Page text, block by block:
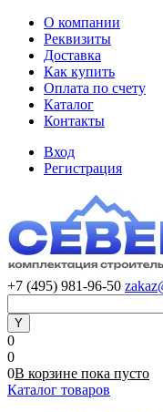
О компании
Реквизиты
Доставка
Как купить
Оплата по счету
Каталог
Контакты
Вход
Регистрация
+7 (495) 981-96-50
0
0
0В корзине пока пусто
Каталог товаров